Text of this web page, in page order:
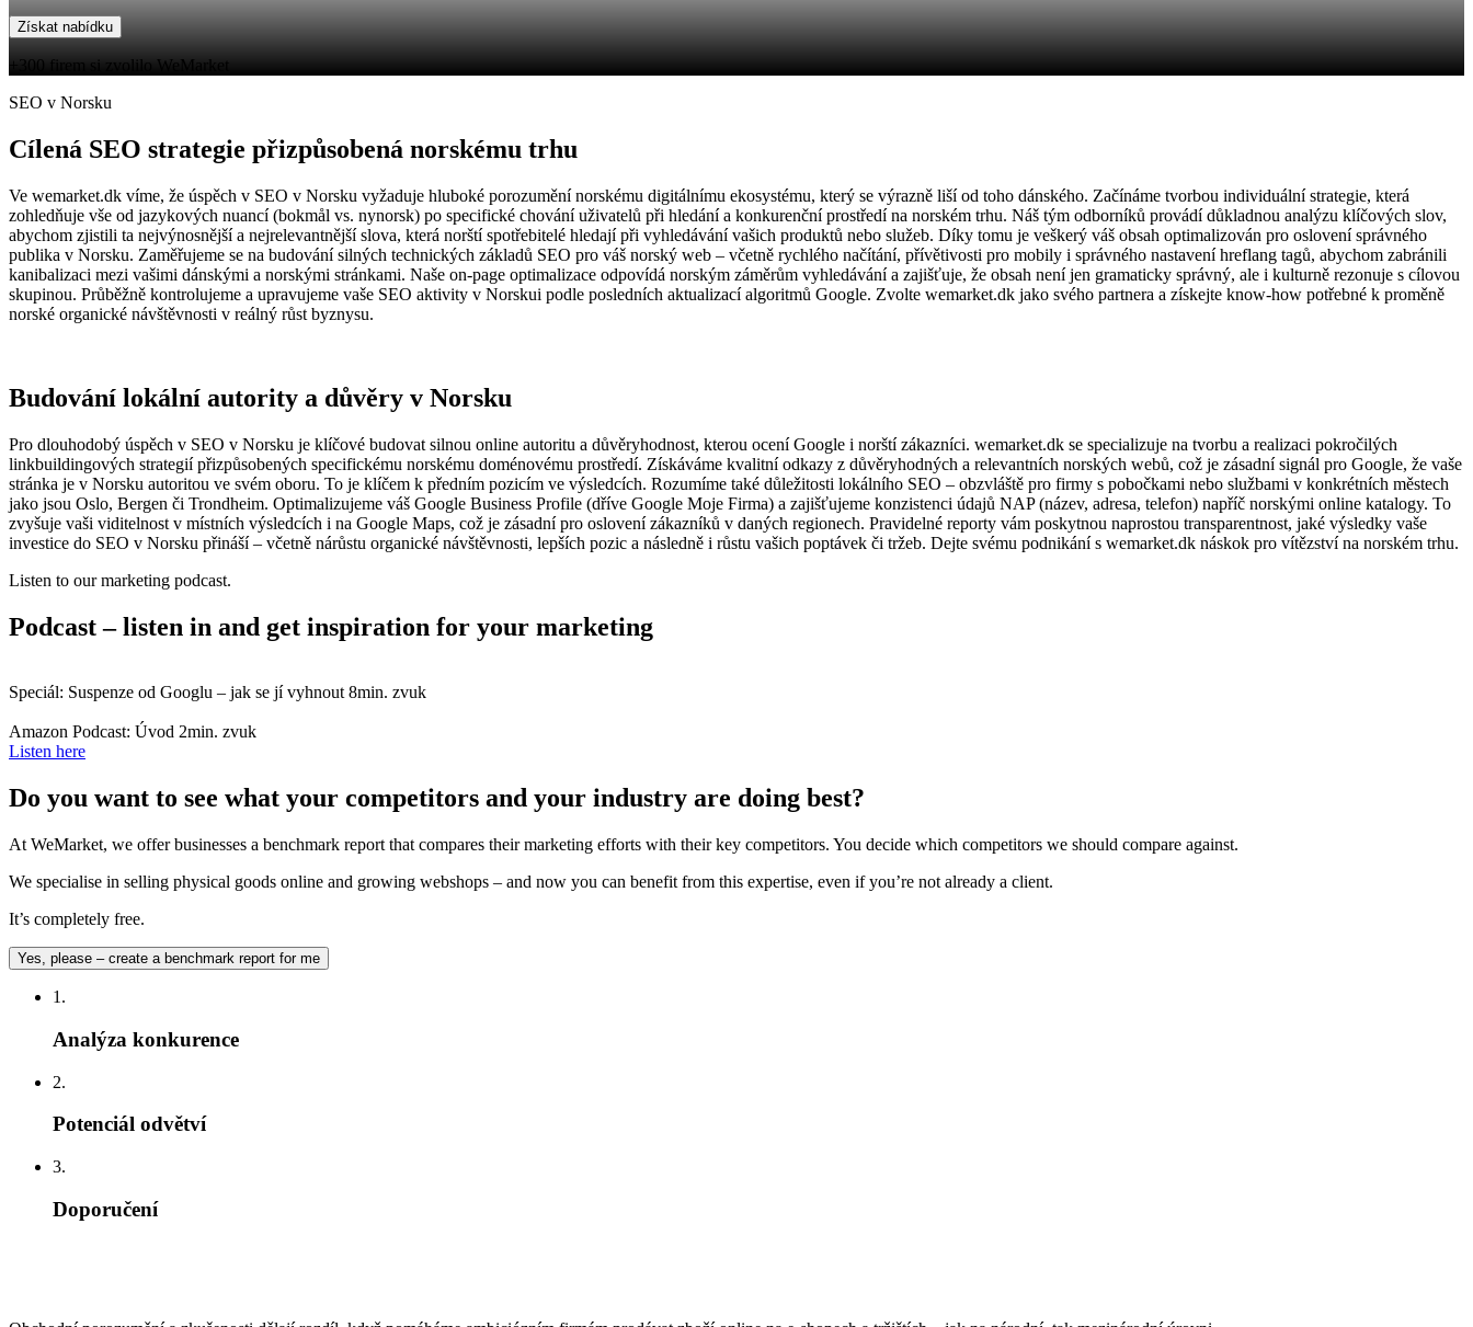
Získat nabídku
+300 firem si zvolilo WeMarket
SEO v Norsku
Cílená SEO strategie přizpůsobená norskému trhu
Ve wemarket.dk víme, že úspěch v SEO v Norsku vyžaduje hluboké porozumění norskému digitálnímu ekosystému, který se výrazně liší od toho dánského. Začínáme tvorbou individuální strategie, která
zohledňuje vše od jazykových nuancí (bokmål vs. nynorsk) po specifické chování uživatelů při hledání a konkurenční prostředí na norském trhu. Náš tým odborníků provádí důkladnou analýzu klíčových slov,
abychom zjistili ta nejvýnosnější a nejrelevantnější slova, která norští spotřebitelé hledají při vyhledávání vašich produktů nebo služeb. Díky tomu je veškerý váš obsah optimalizován pro oslovení správného
publika v Norsku. Zaměřujeme se na budování silných technických základů SEO pro váš norský web – včetně rychlého načítání, přívětivosti pro mobily i správného nastavení hreflang tagů, abychom zabránili
kanibalizaci mezi vašimi dánskými a norskými stránkami. Naše on-page optimalizace odpovídá norským záměrům vyhledávání a zajišťuje, že obsah není jen gramaticky správný, ale i kulturně rezonuje s cílovou
skupinou. Průběžně kontrolujeme a upravujeme vaše SEO aktivity v Norskui podle posledních aktualizací algoritmů Google. Zvolte wemarket.dk jako svého partnera a získejte know-how potřebné k proměně
norské organické návštěvnosti v reálný růst byznysu.
Budování lokální autority a důvěry v Norsku
Pro dlouhodobý úspěch v SEO v Norsku je klíčové budovat silnou online autoritu a důvěryhodnost, kterou ocení Google i norští zákazníci. wemarket.dk se specializuje na tvorbu a realizaci pokročilých
linkbuildingových strategií přizpůsobených specifickému norskému doménovému prostředí. Získáváme kvalitní odkazy z důvěryhodných a relevantních norských webů, což je zásadní signál pro Google, že vaše
stránka je v Norsku autoritou ve svém oboru. To je klíčem k předním pozicím ve výsledcích. Rozumíme také důležitosti lokálního SEO – obzvláště pro firmy s pobočkami nebo službami v konkrétních městech
jako jsou Oslo, Bergen či Trondheim. Optimalizujeme váš Google Business Profile (dříve Google Moje Firma) a zajišťujeme konzistenci údajů NAP (název, adresa, telefon) napříč norskými online katalogy. To
zvyšuje vaši viditelnost v místních výsledcích i na Google Maps, což je zásadní pro oslovení zákazníků v daných regionech. Pravidelné reporty vám poskytnou naprostou transparentnost, jaké výsledky vaše
investice do SEO v Norsku přináší – včetně nárůstu organické návštěvnosti, lepších pozic a následně i růstu vašich poptávek či tržeb. Dejte svému podnikání s wemarket.dk náskok pro vítězství na norském trhu.
Listen to our marketing podcast.
Podcast – listen in and get inspiration for your marketing
Speciál: Suspenze od Googlu – jak se jí vyhnout 8min. zvuk
Amazon Podcast: Úvod 2min. zvuk
Listen here
Do you want to see what your competitors and your industry are doing best?
At WeMarket, we offer businesses a benchmark report that compares their marketing efforts with their key competitors. You decide which competitors we should compare against.
We specialise in selling physical goods online and growing webshops – and now you can benefit from this expertise, even if you’re not already a client.
It’s completely free.
Yes, please – create a benchmark report for me
1.
Analýza konkurence
2.
Potenciál odvětví
3.
Doporučení